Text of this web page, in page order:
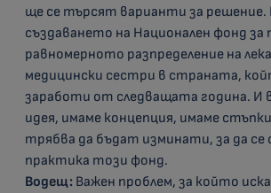
ще се търсят варианти за решение.
създаването на Национален фонд за
равномерното разпределение на
медицински сестри в страната,
заработи от следващата година. И
идея, имаме концепция, имаме
трябва да бъдат изминати, за да се
практика този фонд.
Водещ: Важен проблем, за който